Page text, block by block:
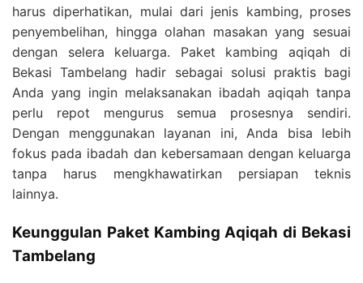
harus diperhatikan, mulai dari jenis kambing, proses
penyembelihan, hingga olahan masakan yang sesuai
dengan selera keluarga. Paket kambing aqiqah di
Bekasi Tambelang hadir sebagai solusi praktis bagi
Anda yang ingin melaksanakan ibadah aqiqah tanpa
perlu repot mengurus semua prosesnya sendiri.
Dengan menggunakan layanan ini, Anda bisa lebih
fokus pada ibadah dan kebersamaan dengan keluarga
tanpa harus mengkhawatirkan persiapan teknis
lainnya.
Keunggulan Paket Kambing Aqiqah di Bekasi
Tambelang